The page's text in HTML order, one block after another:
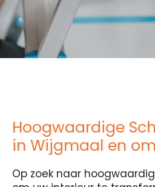
Hoogwaardige
in Wijgmaal en
Op zoek naar